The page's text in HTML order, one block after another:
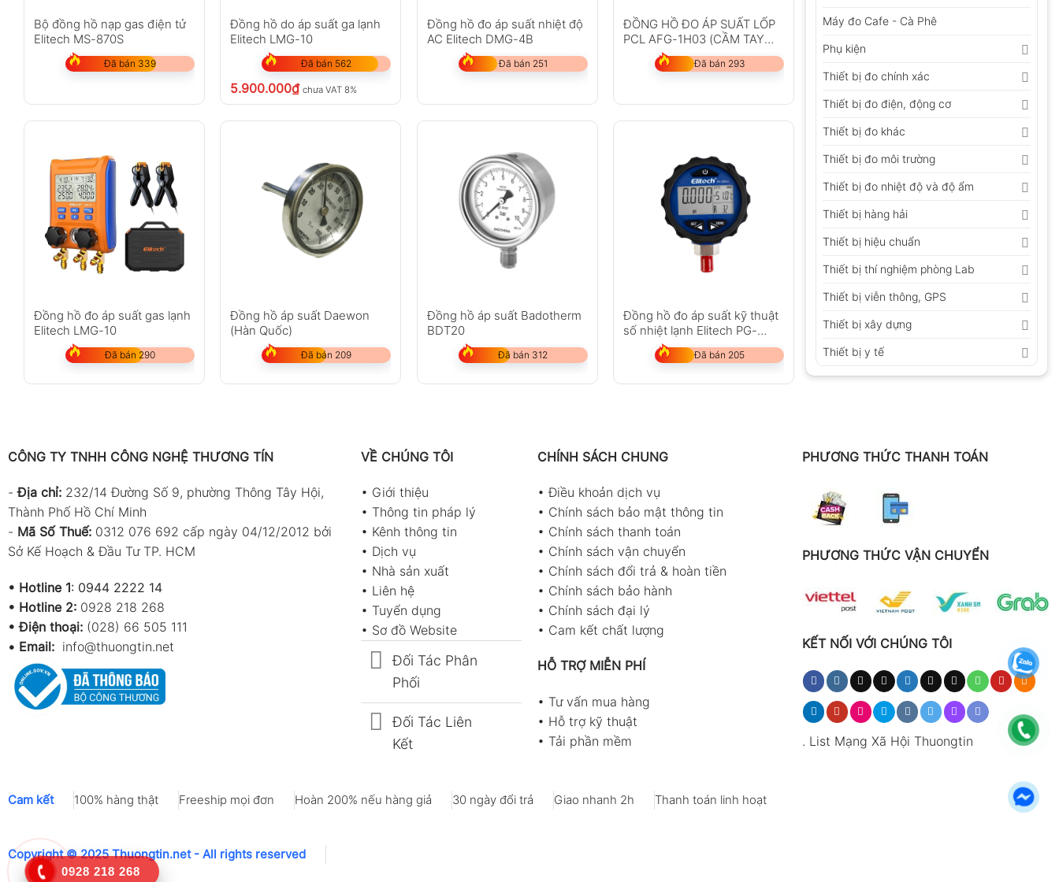
Máy đo Cafe - Cà Phê
Phụ kiện
Thiết bị đo chính xác
Thiết bị đo điện, động cơ
Thiết bị đo khác
Thiết bị đo môi trường
Thiết bị đo nhiệt độ và độ ẩm
Thiết bị hàng hải
Thiết bị hiệu chuẩn
Thiết bị thí nghiệm phòng Lab
Thiết bị viễn thông, GPS
Thiết bị xây dựng
Thiết bị y tế
Bộ đồng hồ nạp gas điện tử
Elitech MS-870S
Đã bán 339
Đồng hồ do áp suất ga lạnh
Elitech LMG-10
Đã bán 562
5.900.000₫ chưa VAT 8%
Đồng hồ đo áp suất nhiệt độ
AC Elitech DMG-4B
Đã bán 251
ĐỒNG HỒ ĐO ÁP SUẤT LỐP
PCL AFG-1H03 (CẦM TAY
DẠNG KIM)
Đã bán 293
Đồng hồ đo áp suất gas lạnh
Elitech LMG-10
Đã bán 290
Đồng hồ áp suất Daewon
(Hàn Quốc)
Đã bán 209
Đồng hồ áp suất Badotherm
BDT20
Đã bán 312
Đồng hồ đo áp suất kỹ thuật
số nhiệt lạnh Elitech PG-
Đã bán 205
CÔNG TY TNHH CÔNG NGHỆ THƯƠNG TÍN
-Địa chỉ: 232/14 Đường Số 9, phường Thông Tây Hội,
Thành Phố Hồ Chí Minh
- Mã Số Thuế: 0312 076 692 cấp ngày 04/12/2012 bởi
Sở Kế Hoạch & Đầu Tư TP. HCM
• Hotline 1: 0944 2222 14
• Hotline 2: 0928 218 268
• Điện thoại: (028) 66 505 111
• Email: info@thuongtin.net
VỀ CHÚNG TÔI
• Giới thiệu
• Thông tin pháp lý
• Kênh thông tin
• Dịch vụ
• Nhà sản xuất
• Liên hệ
• Tuyển dụng
• Sơ đồ Website
Đối Tác Phân
Phối
Đối Tác Liên
Kết
CHÍNH SÁCH CHUNG
•Điều khoản dịch vụ
• Chính sách bảo mật thông tin
• Chính sách thanh toán
• Chính sách vận chuyển
• Chính sách đổi trả & hoàn tiền
• Chính sách bảo hành
• Chính sách đại lý
• Cam kết chất lượng
HỖ TRỢ MIỄN PHÍ
• Tư vấn mua hàng
• Hỗ trợ kỹ thuật
• Tải phần mềm
PHƯƠNG THỨC THANH TOÁN
PHƯƠNG THỨC VẬN CHUYỂN
KẾT NỐI VỚI CHÚNG TÔI
. List Mạng Xã Hội Thuongtin
Cam kết 100% hàng thật Freeship mọi đơn Hoàn 200% nếu hàng giả 30 ngày đổi trả Giao nhanh 2h Thanh toán linh hoạt
Copyright © 2025 Thuongtin.net - All rights reserved
0928 218 268